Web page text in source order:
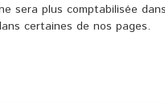
sera plus comptabilisée
certaines de nos pages.